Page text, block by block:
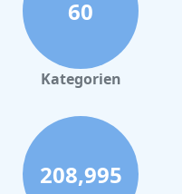
60
Kategorien
208,995